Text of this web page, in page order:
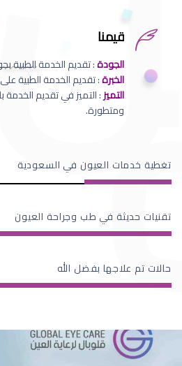
قيمنا
الجودة: تقديم الخدمة الطبية
الخبرة: تقديم الخدمة الطبية
التميز: التميز في تقديم الخدمة
ومتطورة.
تغطية خدمات العيون في السعودية
تقنيات حديثة في طب وجراحة العيون
حالات تم علاجها بفضل الله